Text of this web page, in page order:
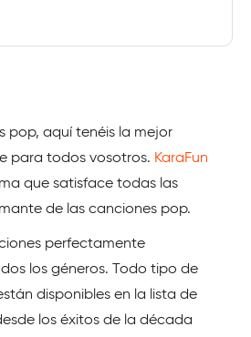
pop, aquí tenéis la mejor
para todos vosotros. KaraFun
que satisface todas las
de las canciones pop.
perfectamente
los géneros. Todo tipo de
disponibles en la lista de
los éxitos de la década